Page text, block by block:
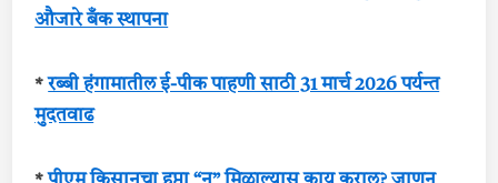
औजारे बँक स्थापना
*रब्बी हंगामातील ई-पीक पाहणी साठी 31 मार्च 2026 पर्यन्त
मुदतवाढ